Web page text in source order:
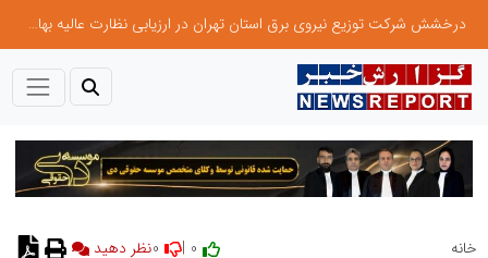
درخشش شرکت توزیع نیروی برق استان تهران در ارزیابی نظارت عالیه بهام توانیر
خانه نظر دهید